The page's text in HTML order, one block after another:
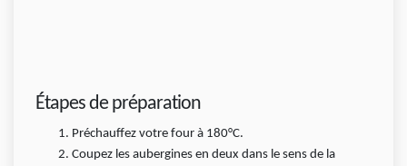
Étapes de préparation
Préchauffez votre four à 180°C.
Coupez les aubergines en deux dans le sens de la